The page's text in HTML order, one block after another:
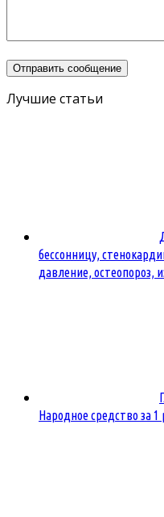
Лучшие статьи
бессонницу,
давление, остеопороз,
Народное средство за 1